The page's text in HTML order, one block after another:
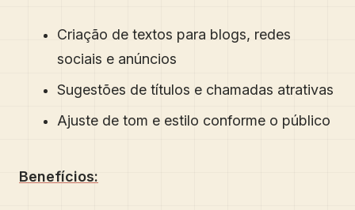
Criação de textos para blogs, redes
sociais e anúncios
Sugestões de títulos e chamadas atrativas
Ajuste de tom e estilo conforme o público
Benefícios: